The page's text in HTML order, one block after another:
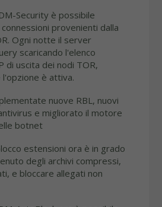
Security è possibile
provenienti dalla
Ogni notte il server
scaricando l'elenco
di uscita dei nodi TOR,
l'opzione è attiva.
nuove RBL, nuovi
e migliorato il motore
botnet
estensioni ora è in grado
degli archivi compressi,
e bloccare allegati non